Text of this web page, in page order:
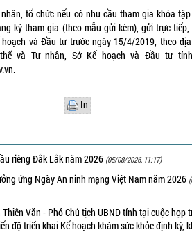
tổ chức nếu có nhu cầu tham gia khóa
ký tham gia (theo mẫu gửi kèm), gửi trực tiếp,
hoạch và Đầu tư trước ngày 15/4/2019, theo
và Tư nhân, Sở Kế hoạch và Đầu tư
.
In
riêng Đắk Lắk năm 2026 (05/08/2026, 11:17)
ứng Ngày An ninh mạng Việt Nam năm 2026
Văn - Phó Chủ tịch UBND tỉnh tại cuộc họp
độ triển khai Kế hoạch khám sức khỏe định kỳ,